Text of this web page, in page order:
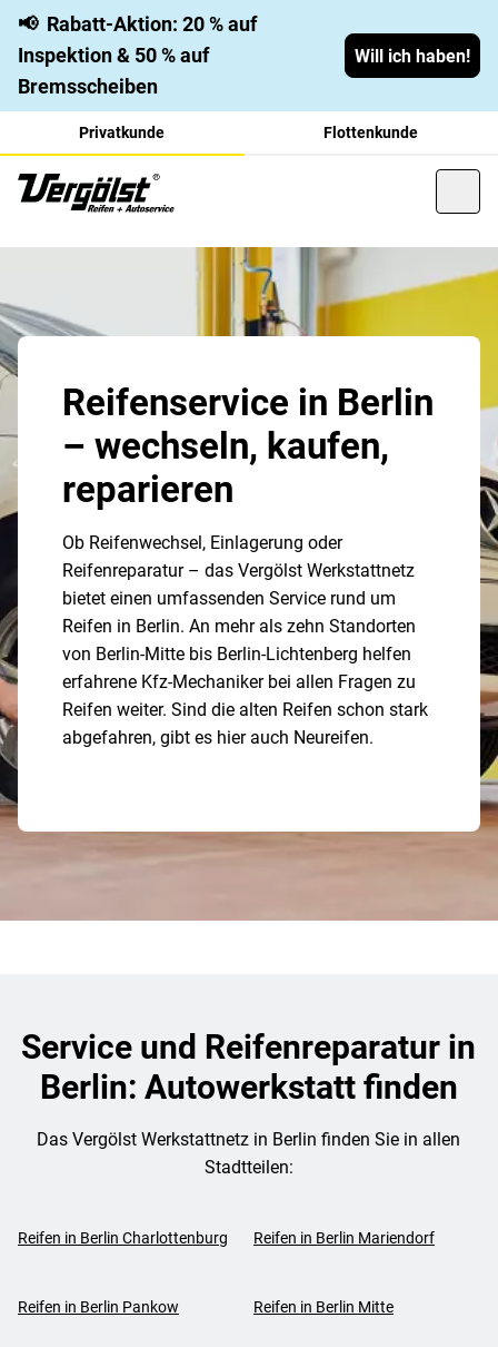
📢 Rabatt-Aktion: 20 % auf
Inspektion & 50 % auf
Bremsscheiben
Will ich haben!
Privatkunde Flottenkunde
Reifenservice in Berlin
– wechseln, kaufen,
reparieren
Ob Reifenwechsel, Einlagerung oder
Reifenreparatur – das Vergölst Werkstattnetz
bietet einen umfassenden Service rund um
Reifen in Berlin. An mehr als zehn Standorten
von Berlin-Mitte bis Berlin-Lichtenberg helfen
erfahrene Kfz-Mechaniker bei allen Fragen zu
Reifen weiter. Sind die alten Reifen schon stark
abgefahren, gibt es hier auch Neureifen.
Service und Reifenreparatur in
Berlin: Autowerkstatt finden
Das Vergölst Werkstattnetz in Berlin finden Sie in allen
Stadtteilen:
Reifen in Berlin Charlottenburg Reifen in Berlin Mariendorf
Reifen in Berlin Pankow Reifen in Berlin Mitte